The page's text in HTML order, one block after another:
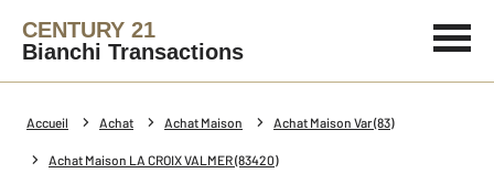
CENTURY 21
Bianchi Transactions
Accueil Achat Achat Maison Achat Maison Var (83)
Achat Maison LA CROIX VALMER (83420)